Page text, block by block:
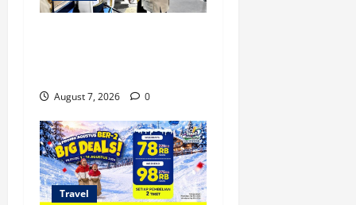
August 7, 2026 0
Travel